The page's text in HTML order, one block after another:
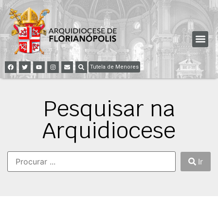
Tutela de Menores
Pesquisar na
Arquidiocese
Ir